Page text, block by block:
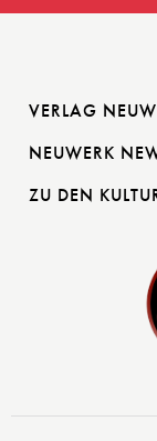
VERLAG
NEUWERK
ZU DEN